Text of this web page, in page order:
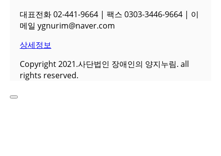
대표전화 02-441-9664 | 팩스 0303-3446-9664 | 이
메일 ygnurim@naver.com
상세정보
Copyright 2021.사단법인 장애인의 양지누림. all
rights reserved.